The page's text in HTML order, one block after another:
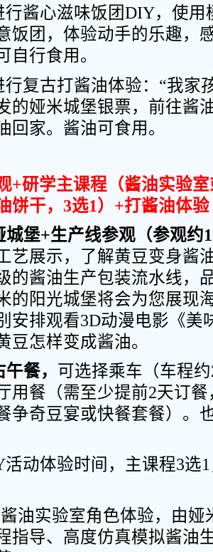
行酱心滋味饭团DIY，使用
饭团，体验动手的乐趣，
自行食用。
行复古打酱油体验：“我家
的娅米城堡银票，前往酱
回家。酱油可食用。
+研学主课程（酱油实验
饼干， 3选1） +打酱油体验
城堡+生产线参观（参观约
艺展示，了解黄豆变身酱
的酱油生产包装流水线，
的阳光城堡将会为您展现
安排观看3D动漫电影《美
豆怎样变成酱油。
餐， 可选择乘车（车程约
用餐（需至少提前2天订餐
争奇豆宴或快餐套餐）。
活动体验时间，主课程3选1
油实验室角色体验，由娅
指导、高度仿真模拟酱油